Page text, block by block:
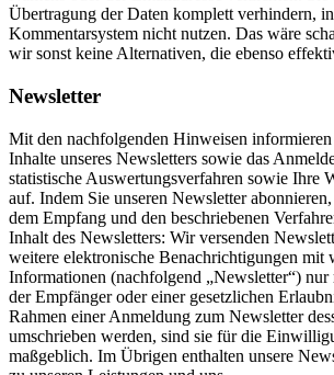
Übertragung der Daten komplett verhindern,
Kommentarsystem nicht nutzen. Das wäre
wir sonst keine Alternativen, die ebenso
Newsletter
Mit den nachfolgenden Hinweisen
Inhalte unseres Newsletters sowie das
statistische Auswertungsverfahren sowie Ihre
auf. Indem Sie unseren Newsletter
dem Empfang und den beschriebenen
Inhalt des Newsletters: Wir versenden
weitere elektronische Benachrichtigungen mit
Informationen (nachfolgend „Newsletter“)
der Empfänger oder einer gesetzlichen
Rahmen einer Anmeldung zum Newsletter
umschrieben werden, sind sie für die
maßgeblich. Im Übrigen enthalten unsere